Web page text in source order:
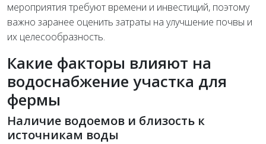
мероприятия требуют времени и инвестиций, поэтому
важно заранее оценить затраты на улучшение почвы и
их целесообразность.
Какие факторы влияют на
водоснабжение участка для
фермы
Наличие водоемов и близость к
источникам воды